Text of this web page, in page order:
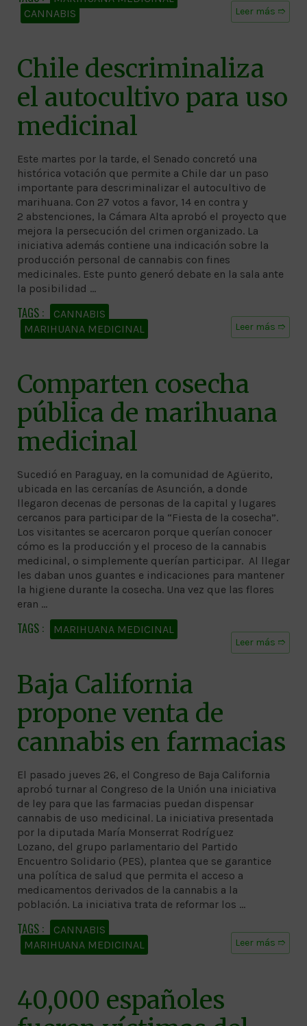
Leer más ➱
CANNABIS
Chile descriminaliza
el autocultivo para uso
medicinal
Este martes por la tarde, el Senado concretó una
histórica votación que permite a Chile dar un paso
importante para descriminalizar el autocultivo de
marihuana. Con 27 votos a favor, 14 en contra y
2 abstenciones, la Cámara Alta aprobó el proyecto que
mejora la persecución del crimen organizado. La
iniciativa además contiene una indicación sobre la
producción personal de cannabis con fines
medicinales. Este punto generó debate en la sala ante
la posibilidad …
Leer más ➱
CANNABIS
MARIHUANA MEDICINAL
Comparten cosecha
pública de marihuana
medicinal
Sucedió en Paraguay, en la comunidad de Agüerito,
ubicada en las cercanías de Asunción, a donde
llegaron decenas de personas de la capital y lugares
cercanos para participar de la “Fiesta de la cosecha”.
Los visitantes se acercaron porque querían conocer
cómo es la producción y el proceso de la cannabis
medicinal, o simplemente querían participar. Al llegar
les daban unos guantes e indicaciones para mantener
la higiene durante la cosecha. Una vez que las flores
eran …
Leer más ➱
MARIHUANA MEDICINAL
Baja California
propone venta de
cannabis en farmacias
El pasado jueves 26, el Congreso de Baja California
aprobó turnar al Congreso de la Unión una iniciativa
de ley para que las farmacias puedan dispensar
cannabis de uso medicinal. La iniciativa presentada
por la diputada María Monserrat Rodríguez
Lozano, del grupo parlamentario del Partido
Encuentro Solidario (PES), plantea que se garantice
una política de salud que permita el acceso a
medicamentos derivados de la cannabis a la
población. La iniciativa trata de reformar los …
Leer más ➱
CANNABIS
MARIHUANA MEDICINAL
40,000 españoles